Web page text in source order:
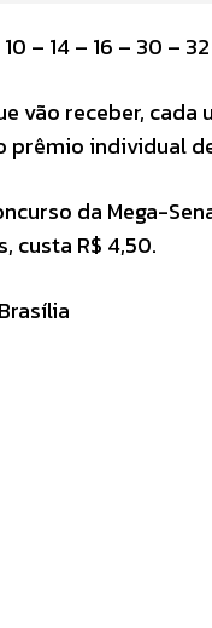
– 14 – 16 – 30 –
vão receber,
individual de
da Mega-
custa R$ 4,50.